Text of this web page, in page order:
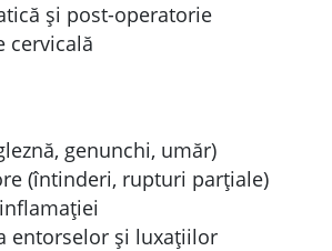
și post-operatorie
cervicală
genunchi, umăr)
(întinderi, rupturi parțiale)
entorselor și luxațiilor